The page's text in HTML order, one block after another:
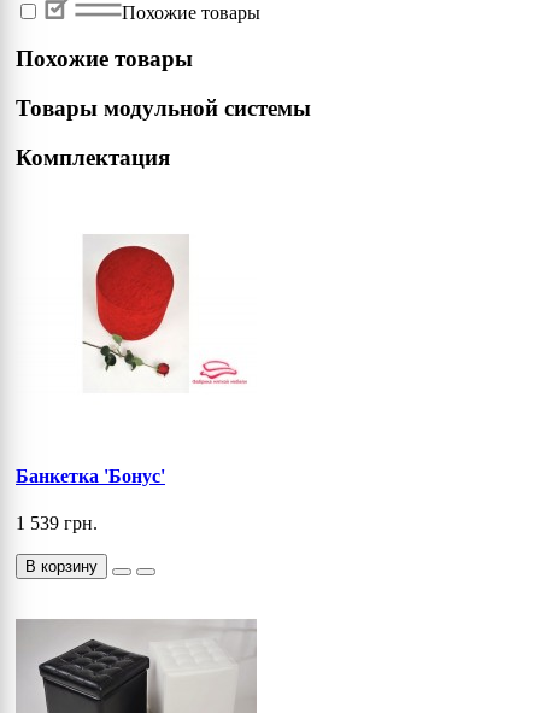
Похожие товары
Похожие товары
Товары модульной системы
Комплектация
Банкетка 'Бонус'
1 539 грн.
В корзину